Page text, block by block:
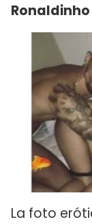
Ronaldinho
La foto